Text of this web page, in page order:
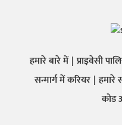
हमारे बारे में प्राइवेसी
सन्मार्ग में करियर हमारे
कोड